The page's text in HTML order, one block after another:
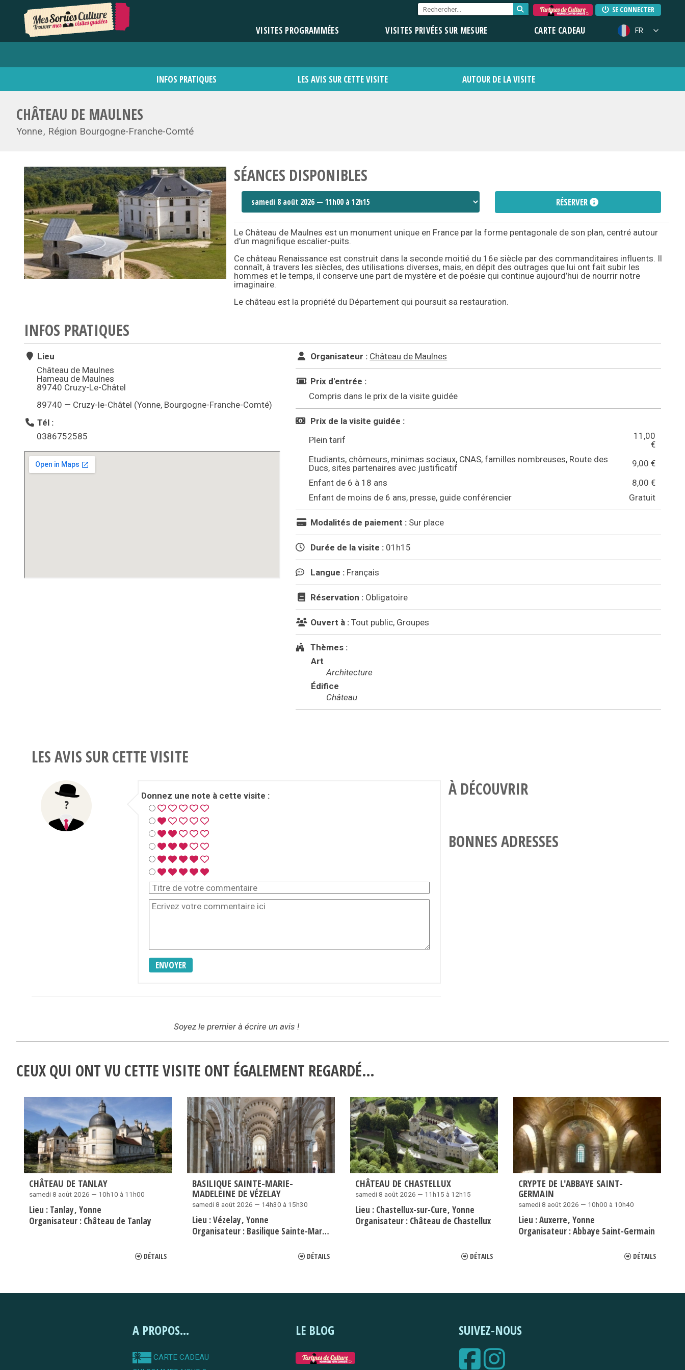
SE CONNECTER
VISITES PROGRAMMÉES VISITES PRIVÉES SUR MESURE CARTE CADEAU FR
INFOS PRATIQUES LES AVIS SUR CETTE VISITE AUTOUR DE LA VISITE
CHÂTEAU DE MAULNES
Yonne Région Bourgogne-Franche-Comté
SÉANCES DISPONIBLES
RÉSERVER
Le Château de Maulnes est un monument unique en France par la forme pentagonale de son plan, centré autour
d’un magnifique escalier-puits.
Ce château Renaissance est construit dans la seconde moitié du 16e siècle par des commanditaires influents. Il
connaît, à travers les siècles, des utilisations diverses, mais, en dépit des outrages que lui ont fait subir les
hommes et le temps, il conserve une part de mystère et de poésie qui continue aujourd’hui de nourrir notre
imaginaire.
Le château est la propriété du Département qui poursuit sa restauration.
INFOS PRATIQUES
Lieu
Château de Maulnes
Hameau de Maulnes
89740 Cruzy-Le-Châtel
89740 — Cruzy-le-Châtel (Yonne, Bourgogne-Franche-Comté)
Tél :
0386752585
Organisateur : Château de Maulnes
Prix d'entrée :
Compris dans le prix de la visite guidée
Prix de la visite guidée :
Plein tarif
11,00
€
Etudiants, chômeurs, minimas sociaux, CNAS, familles nombreuses, Route des
Ducs, sites partenaires avec justificatif
9,00 €
Enfant de 6 à 18 ans
8,00 €
Enfant de moins de 6 ans, presse, guide conférencier
Gratuit
Modalités de paiement : Sur place
Durée de la visite : 01h15
Langue : Français
Réservation : Obligatoire
Ouvert à : Tout public, Groupes
Thèmes :
Art
Architecture
Édifice
Château
LES AVIS SUR CETTE VISITE
Donnez une note à cette visite :
ENVOYER
Soyez le premier à écrire un avis !
À DÉCOUVRIR
BONNES ADRESSES
CEUX QUI ONT VU CETTE VISITE ONT ÉGALEMENT REGARDÉ…
CHÂTEAU DE TANLAY
samedi 8 août 2026 — 10h10 à 11h00
Lieu : Tanlay Yonne
Organisateur : Château de Tanlay
DÉTAILS
BASILIQUE SAINTE-MARIE-
MADELEINE DE VÉZELAY
samedi 8 août 2026 — 14h30 à 15h30
Lieu :Vézelay Yonne
Organisateur : Basilique Sainte-Marie-Madeleine de Vézelay
DÉTAILS
CHÂTEAU DE CHASTELLUX
samedi 8 août 2026 — 11h15 à 12h15
Lieu : Chastellux-sur-Cure Yonne
Organisateur : Château de Chastellux
DÉTAILS
CRYPTE DE L'ABBAYE SAINT-
GERMAIN
samedi 8 août 2026 — 10h00 à 10h40
Lieu :Auxerre Yonne
Organisateur :Abbaye Saint-Germain
DÉTAILS
A PROPOS...
CARTE CADEAU
LE BLOG SUIVEZ-NOUS